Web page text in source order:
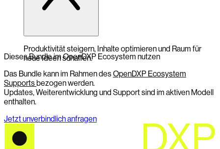
Produktivität steigern, Inhalte optimieren und Raum für
neue Ideen schaffen.
Dieses Bundle im OpenDXP Ecosystem nutzen
Das Bundle kann im Rahmen desOpenDXP Ecosystem
Supportsbezogen werden.
Updates, Weiterentwicklung und Support sind im aktiven Modell
enthalten.
Jetzt unverbindlich anfragen